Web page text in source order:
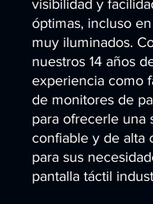
visibilidad y
óptimas, incluso
muy iluminados.
nuestros 14 años
experiencia como
de monitores de
para ofrecerle una
confiable y de alta
para sus
pantalla táctil